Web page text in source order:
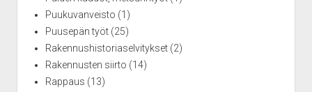
Puukuvanveisto (1)
Puusepän työt(25)
Rakennushistoriaselvitykset(2)
Rakennusten siirto (14)
Rappaus (13)